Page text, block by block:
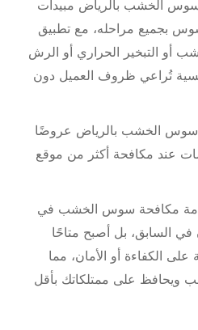
الخشب بالرياض مبيدات
بجميع مراحله، مع تطبيق
أو التبخير الحراري أو الرش
تُراعي ظروف العميل دون
سوس الخشب بالرياض عروضًا
عند مكافحة أكثر من موقع
مكافحة سوس الخشب في
في السابق، بل أصبح متاحًا
الكفاءة أو الأمان، مما
ويحافظ على ممتلكاتك بأقل